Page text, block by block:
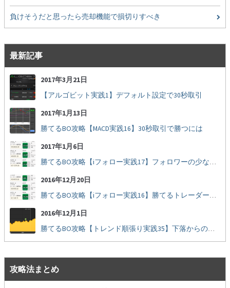
負けそうだと思ったら売却機能で損切りすべき
最新記事
2017年3月21日
【アルゴビット実践1】デフォルト設定で30秒取引
2017年1月13日
勝てるBO攻略【MACD実践16】30秒取引で勝つには
2017年1月6日
勝てるBO攻略【iフォロー実践17】フォロワーの少ない人をフォローする
2016年12月20日
勝てるBO攻略【iフォロー実践16】勝てるトレーダーを見抜く
2016年12月1日
勝てるBO攻略【トレンド順張り実践35】下落からの反発を見極める
攻略法まとめ